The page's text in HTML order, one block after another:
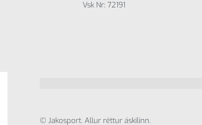
Vsk Nr: 72191
© Jakosport. Allur réttur áskilinn.